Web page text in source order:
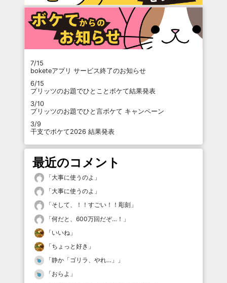
7/15
boketeアプリ サービス終了のお知らせ
6/15
プリッツのお題でひとことボケて結果発表
3/10
プリッツのお題でひと言ボケて キャンペーン
3/9
干支でボケて2026 結果発表
最近のコメント
「大事に使うのよ 」
「大事に使うのよ 」
「そして、！！すごい！！彫刻 」
「何だと、600万回だぞ…！ 」
「いいね 」
「ちょっと好き 」
「静か「ゴリラ、やれ…」
」
「おらよ 」